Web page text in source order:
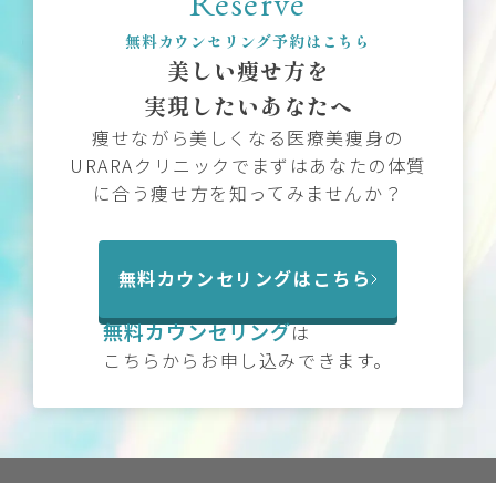
Reserve
無料カウンセリング予約はこちら
美しい痩せ方を
実現したいあなたへ
痩せながら美しくなる医療美痩身の
URARAクリニックでまずはあなたの体質
に合う痩せ方を知ってみませんか？
無料カウンセリングはこちら
無料カウンセリングは
こちらからお申し込みできます。